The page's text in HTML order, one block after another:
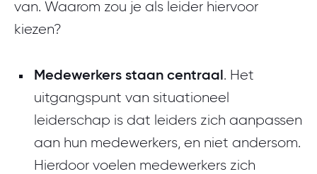
van. Waarom zou je als leider hiervoor
kiezen?
Medewerkers staan centraal. Het
uitgangspunt van situationeel
leiderschap is dat leiders zich aanpassen
aan hun medewerkers, en niet andersom.
Hierdoor voelen medewerkers zich